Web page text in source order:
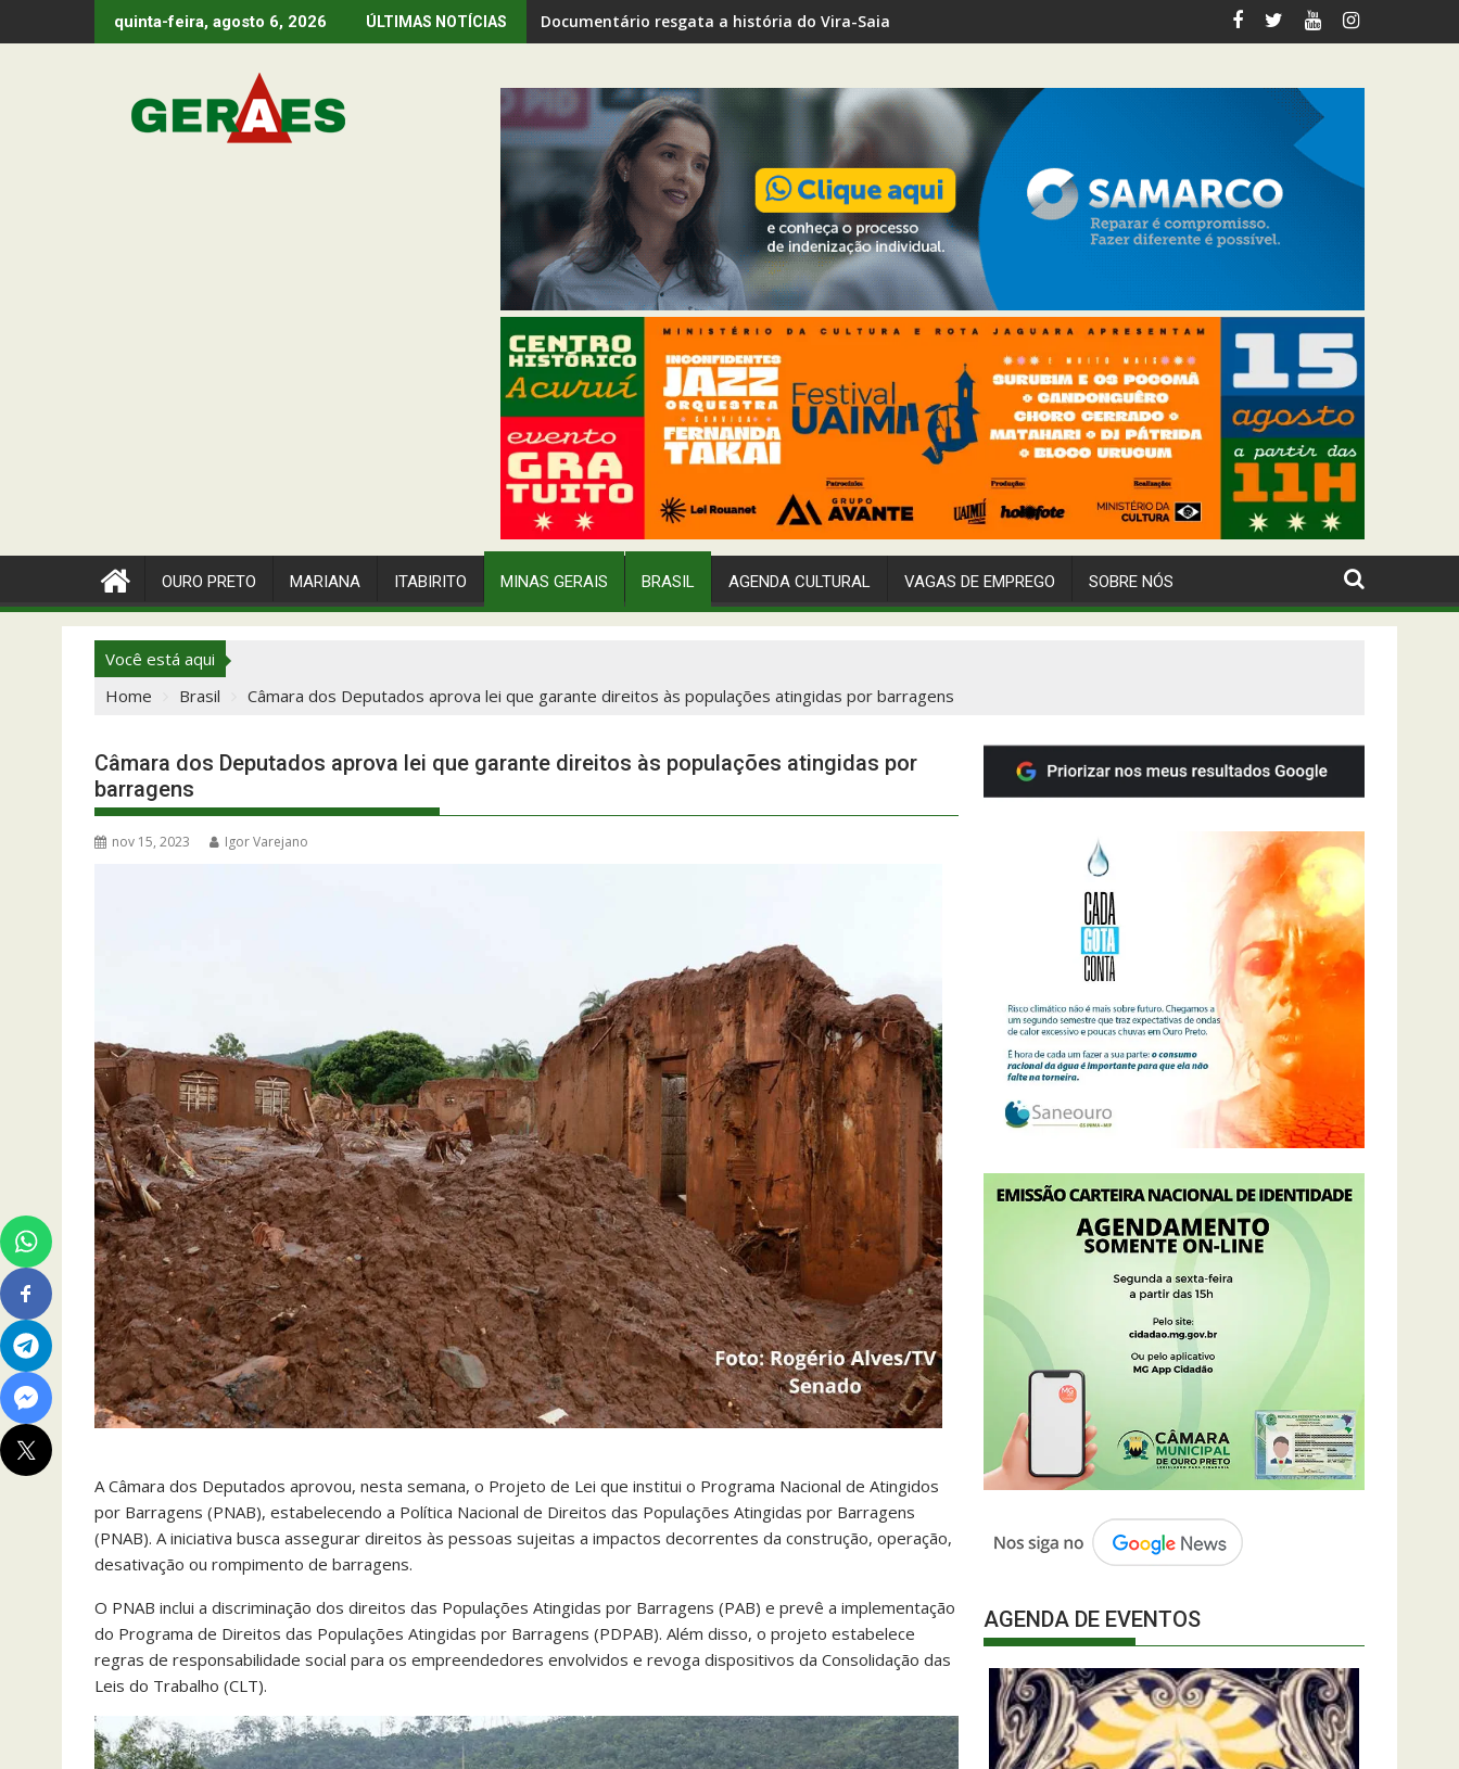
to
quinta-feira, agosto 6, 2026 ÚLTIMAS NOTÍCIAS Documentário resgata a história do Vira-Saia em Ouro Preto
OURO PRETO MARIANA ITABIRITO MINAS GERAIS BRASIL AGENDA CULTURAL VAGAS DE EMPREGO SOBRE NÓS
Você está aqui
Home
Brasil Câmara dos Deputados aprova lei que garante direitos às populações atingidas por barragens
Câmara dos Deputados aprova lei que garante direitos às populações atingidas por
barragens
nov 15, 2023 Igor Varejano
A Câmara dos Deputados aprovou, nesta semana, o Projeto de Lei que institui o Programa Nacional de Atingidos
por Barragens (PNAB), estabelecendo a Política Nacional de Direitos das Populações Atingidas por Barragens
(PNAB). A iniciativa busca assegurar direitos às pessoas sujeitas a impactos decorrentes da construção, operação,
desativação ou rompimento de barragens.
O PNAB inclui a discriminação dos direitos das Populações Atingidas por Barragens (PAB) e prevê a implementação
do Programa de Direitos das Populações Atingidas por Barragens (PDPAB). Além disso, o projeto estabelece
regras de responsabilidade social para os empreendedores envolvidos e revoga dispositivos da Consolidação das
Leis do Trabalho (CLT).
AGENDA DE EVENTOS